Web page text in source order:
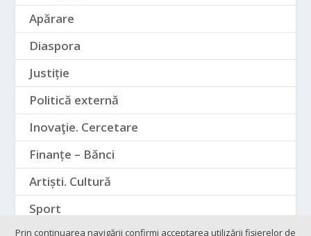
Apărare
Diaspora
Justiție
Politică externă
Inovaţie. Cercetare
Finanțe – Bănci
Artiști. Cultură
Sport
Prin continuarea navigării confirmi acceptarea utilizării fişierelor de